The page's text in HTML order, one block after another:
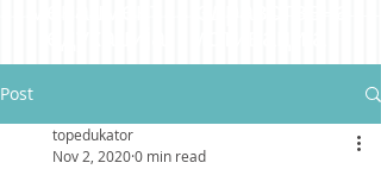
Post
topedukator
Nov 2, 20200 min read